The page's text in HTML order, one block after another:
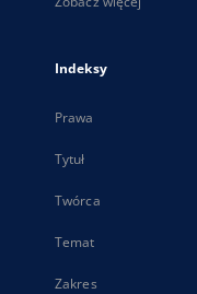
Indeksy
Prawa
Tytuł
Twórca
Temat
Zakres